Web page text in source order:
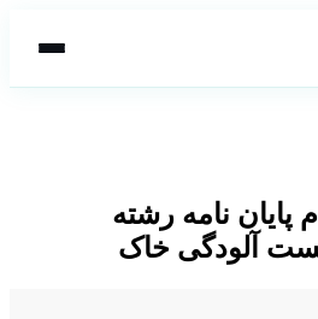
پایان نامه رشته
آلودگی خاک